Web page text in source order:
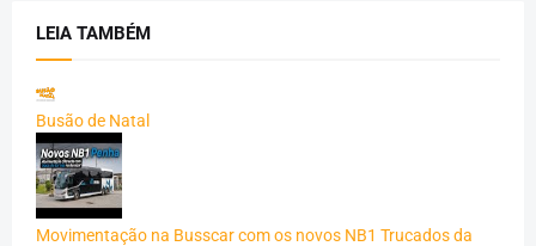
LEIA TAMBÉM
Busão de Natal
Movimentação na Busscar com os novos NB1 Trucados da